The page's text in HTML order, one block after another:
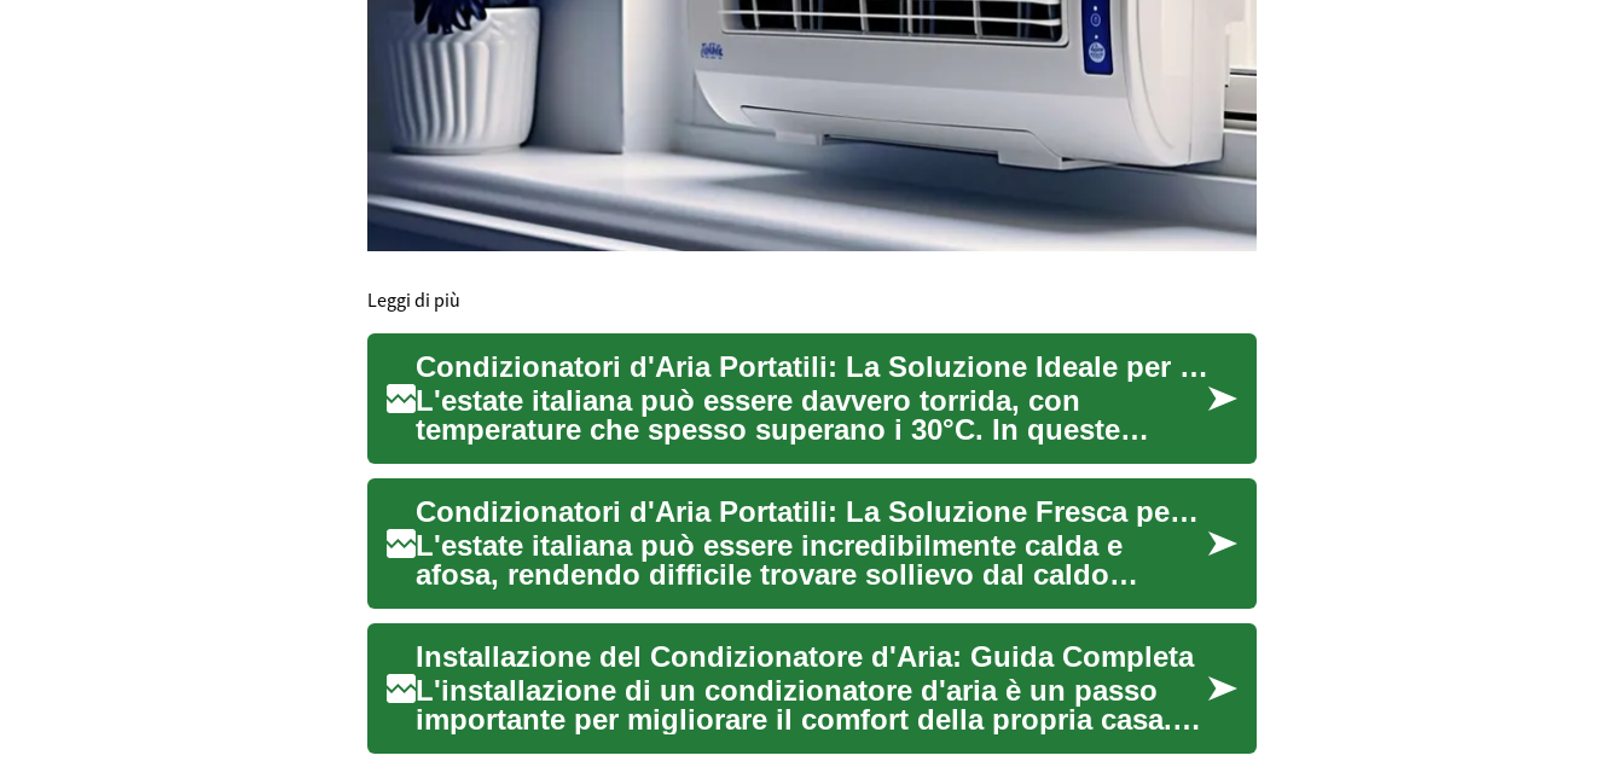
Leggi di più
Condizionatori d'Aria Portatili: La Soluzione Ideale per l'Estate
L'estate italiana può essere davvero torrida, con
temperature che spesso superano i 30°C. In queste
condizioni, un co...
Condizionatori d'Aria Portatili: La Soluzione Fresca per l'Estate
L'estate italiana può essere incredibilmente calda e
afosa, rendendo difficile trovare sollievo dal caldo
soffocante....
Installazione del Condizionatore d'Aria: Guida Completa
L'installazione di un condizionatore d'aria è un passo
importante per migliorare il comfort della propria casa.
Quest...